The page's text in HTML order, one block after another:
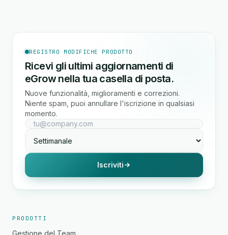
REGISTRO MODIFICHE PRODOTTO
Ricevi gli ultimi aggiornamenti di
eGrow nella tua casella di posta.
Nuove funzionalità, miglioramenti e correzioni.
Niente spam, puoi annullare l'iscrizione in qualsiasi
momento.
Iscriviti
PRODOTTI
Gestione del Team